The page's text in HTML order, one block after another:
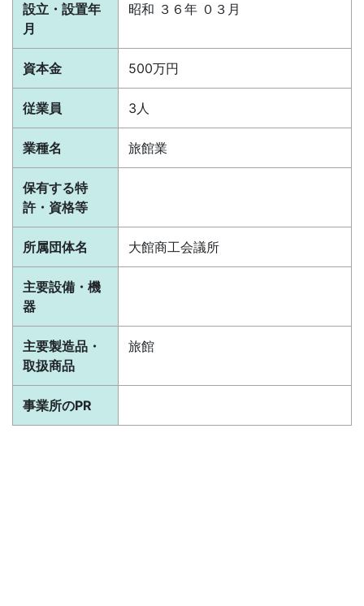
設立・設置年
月
昭和 ３６年 ０３月
資本金 500万円
従業員 3人
業種名 旅館業
保有する特
許・資格等
所属団体名 大館商工会議所
主要設備・機
器
主要製造品・
取扱商品
旅館
事業所のPR